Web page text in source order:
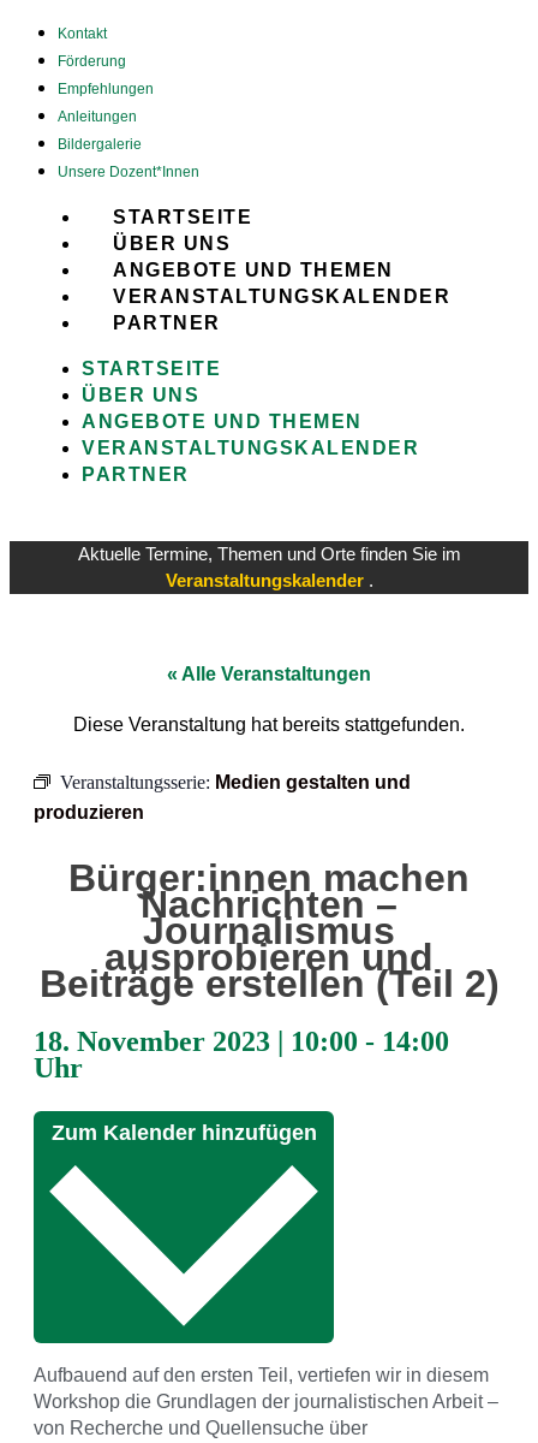
Kontakt
Förderung
Empfehlungen
Anleitungen
Bildergalerie
Unsere Dozent*Innen
STARTSEITE
ÜBER UNS
ANGEBOTE UND THEMEN
VERANSTALTUNGSKALENDER
PARTNER
STARTSEITE
ÜBER UNS
ANGEBOTE UND THEMEN
VERANSTALTUNGSKALENDER
PARTNER
Aktuelle Termine, Themen und Orte finden Sie im
Veranstaltungskalender .
« Alle Veranstaltungen
Diese Veranstaltung hat bereits stattgefunden.
Veranstaltungsserie: Medien gestalten und
produzieren
Bürger:innen machen
Nachrichten –
Journalismus
ausprobieren und
Beiträge erstellen (Teil 2)
18. November 2023 10:00 - 14:00
Uhr
Aufbauend auf den ersten Teil, vertiefen wir in diesem
Workshop die Grundlagen der journalistischen Arbeit –
von Recherche und Quellensuche über